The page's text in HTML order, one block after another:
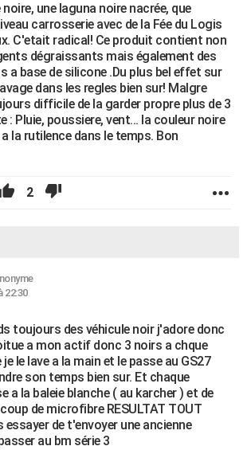
une laguna noire nacrée, que
carrosserie avec de la Fée du Logis
C'etait radical! Ce produit contient non
dégraissants mais également des
a base de silicone .Du plus bel effet sur
dans les regles bien sur! Malgre
difficile de la garder propre plus de 3
: Pluie, poussiere, vent... la couleur noire
la rutilence dans le temps. Bon
2
22:30
toujours des véhicule noir j'adore donc
a mon actif donc 3 noirs a chque
le lave a la main et le passe au GS27
son temps bien sur. Et chaque
a la baleie blanche ( au karcher ) et de
de microfibre RESULTAT TOUT
essayer de t'envoyer une ancienne
au bm série 3